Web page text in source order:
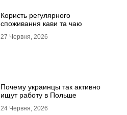
Користь регулярного
споживання кави та чаю
27 Червня, 2026
Почему украинцы так активно
ищут работу в Польше
24 Червня, 2026